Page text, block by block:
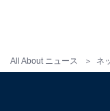
All About ニュース ネ